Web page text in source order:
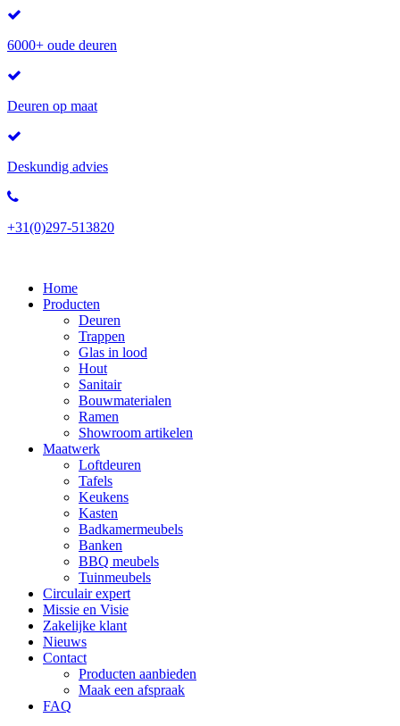
6000+ oude deuren
Deuren op maat
Deskundig advies
+31(0)297-513820
Home
Producten
Deuren
Trappen
Glas in lood
Hout
Sanitair
Bouwmaterialen
Ramen
Showroom artikelen
Maatwerk
Loftdeuren
Tafels
Keukens
Kasten
Badkamermeubels
Banken
BBQ meubels
Tuinmeubels
Circulair expert
Missie en Visie
Zakelijke klant
Nieuws
Contact
Producten aanbieden
Maak een afspraak
FAQ